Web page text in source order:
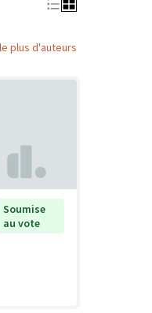
plus d'auteurs
Soumise
au vote